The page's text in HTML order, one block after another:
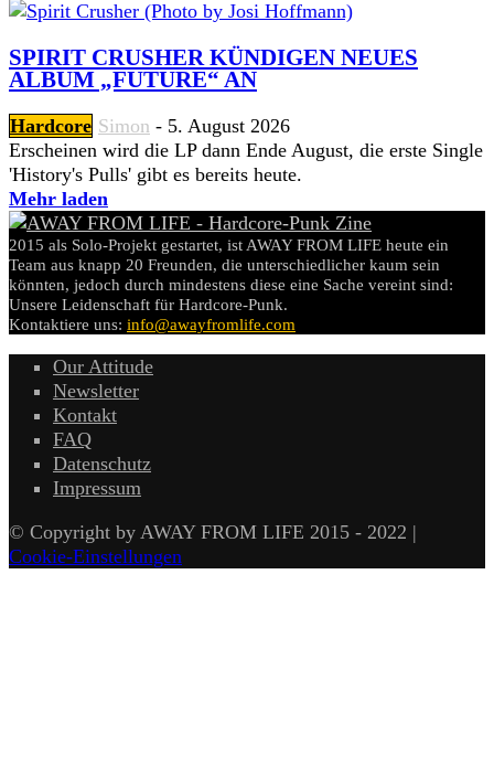
SPIRIT CRUSHER KÜNDIGEN NEUES
ALBUM „FUTURE“ AN
Hardcore Simon - 5. August 2026
Erscheinen wird die LP dann Ende August, die erste Single
'History's Pulls' gibt es bereits heute.
Mehr laden
2015 als Solo-Projekt gestartet, ist AWAY FROM LIFE heute ein
Team aus knapp 20 Freunden, die unterschiedlicher kaum sein
könnten, jedoch durch mindestens diese eine Sache vereint sind:
Unsere Leidenschaft für Hardcore-Punk.
Kontaktiere uns: info@awayfromlife.com
Our Attitude
Newsletter
Kontakt
FAQ
Datenschutz
Impressum
© Copyright by AWAY FROM LIFE 2015 - 2022 |
Cookie-Einstellungen